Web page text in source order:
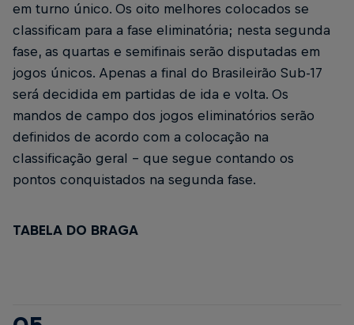
em turno único. Os oito melhores colocados se
classificam para a fase eliminatória; nesta segunda
fase, as quartas e semifinais serão disputadas em
jogos únicos. Apenas a final do Brasileirão Sub-17
será decidida em partidas de ida e volta. Os
mandos de campo dos jogos eliminatórios serão
definidos de acordo com a colocação na
classificação geral - que segue contando os
pontos conquistados na segunda fase.
TABELA DO BRAGA